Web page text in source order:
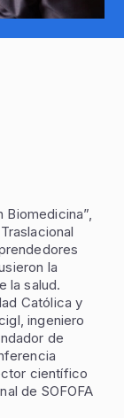
Biomedicina”,
la
la salud.
Católica y
ingeniero
de
científico
de SOFOFA